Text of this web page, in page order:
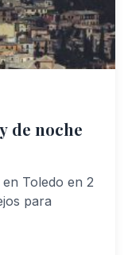
de noche
en Toledo en 2
para